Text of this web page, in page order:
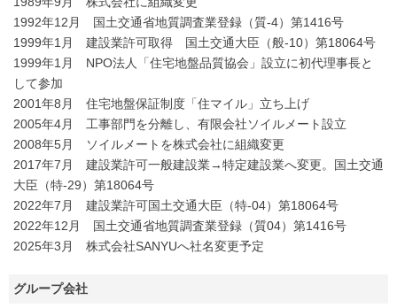
1992年12月 国土交通省地質調査業登録（質-4）第1416号
1999年1月 建設業許可取得 国土交通大臣（般-10）第18064号
1999年1月 NPO法人「住宅地盤品質協会」設立に初代理事長と
して参加
2001年8月 住宅地盤保証制度「住マイル」立ち上げ
2005年4月 工事部門を分離し、有限会社ソイルメート設立
2008年5月 ソイルメートを株式会社に組織変更
2017年7月 建設業許可一般建設業→特定建設業へ変更。国土交通
大臣（特-29）第18064号
2022年7月 建設業許可国土交通大臣（特-04）第18064号
2022年12月 国土交通省地質調査業登録（質04）第1416号
2025年3月 株式会社SANYUへ社名変更予定
グループ会社